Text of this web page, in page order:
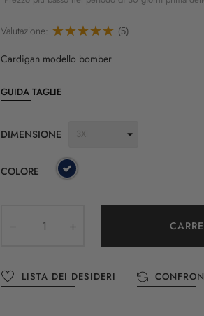
Valutazione: (5)
Cardigan modello bomber
GUIDA TAGLIE
DIMENSIONE
COLORE
LISTA DEI DESIDERI